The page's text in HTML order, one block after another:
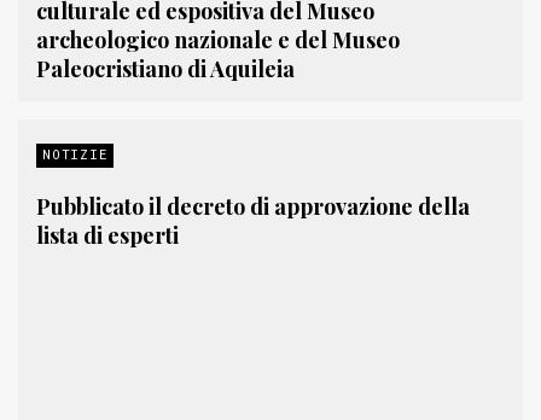
culturale ed espositiva del Museo
archeologico nazionale e del Museo
Paleocristiano di Aquileia
NOTIZIE
Pubblicato il decreto di approvazione della
lista di esperti